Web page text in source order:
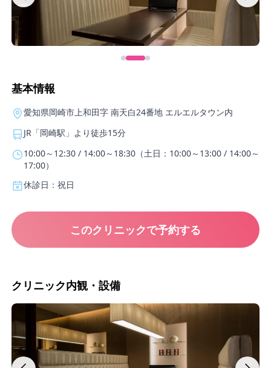
基本情報
愛知県岡崎市上和田字 南天白24番地 エルエルタウン内
JR「岡崎駅」より徒歩15分
10:00～12:30 / 14:00～18:30（土日：10:00～13:00 / 14:00～
17:00）
休診日：祝日
このクリニックで予約する
クリニック内観・設備